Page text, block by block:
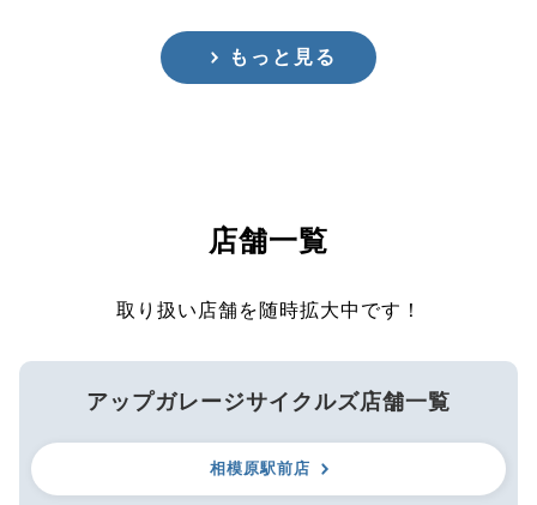
もっと見る
店舗一覧
取り扱い店舗を随時拡大中です！
アップガレージサイクルズ店舗一覧
相模原駅前店